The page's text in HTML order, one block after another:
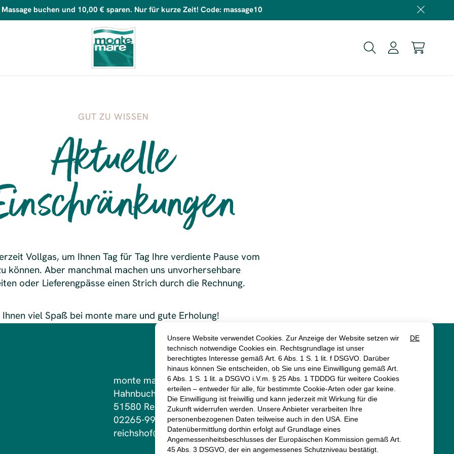
buchen und 10,00 € sparen. Nur für kurze Zeit! Code: massage10
Aktuelle
GUT ZU WISSEN
Vollgas, um Ihnen Tag für Tag Ihre verdiente Pause vom
können. Aber manchmal machen uns unvorhersehbare
oder Lieferengpässe einen Strich durch die Rechnung.
viel Spaß bei monte mare und gute Erholung!
monte mare Reichshof
Hahnbucher Straße 21
51580 Reichshof
02265-997400
reichshof@monte-mare.de